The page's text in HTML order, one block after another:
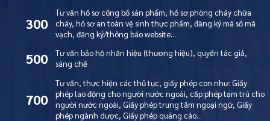
300
Tư vấn hồ sơ công bố sản phẩm, hồ sơ phòng cháy chữa
cháy, hồ sơ an toàn vệ sinh thực phẩm, đăng ký mã số mã
vạch, đăng ký/thông báo website…
500
Tư vấn bảo hộ nhãn hiệu (thương hiệu), quyền tác giả,
sáng chế
700
Tư vấn, thực hiện các thủ tục, giấy phép con như: Giấy
phép lao động cho người nước ngoài, cấp phép tạm trú cho
người nước ngoài, Giấy phép trung tâm ngoại ngữ, Giấy
phép ngành dược, Giấy phép quảng cáo…